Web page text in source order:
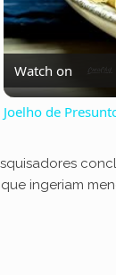
Watch on
Joelho de
ingeriam